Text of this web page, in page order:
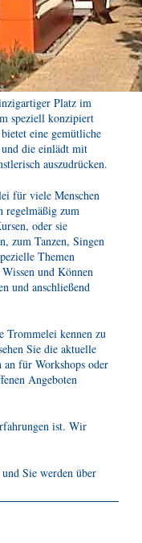
Platz im
speziell konzipiert
eine gemütliche
die einlädt mit
auszudrücken.
für viele Menschen
regelmäßig zum
oder sie
zum Tanzen, Singen
Themen
und Können
und anschließend
Trommelei kennen zu
Sie die aktuelle
für Workshops oder
Angeboten
ist. Wir
und Sie werden über